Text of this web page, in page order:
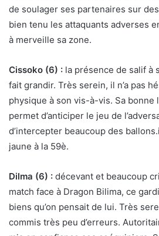
de soulager ses partenaires sur
bien tenu les attaquants adverses
à merveille sa zone.
Cissoko (6) : la présence de salif à
fait grandir. Très serein, il n’a pas
physique à son vis-à-vis. Sa bonne
permet d’anticiper le jeu de
d’intercepter beaucoup des
jaune à la 59è.
Dilma (6) : décevant et beaucoup
match face à Dragon Bilima, ce
biens qu’on pensait de lui. Très
commis très peu d’erreurs.